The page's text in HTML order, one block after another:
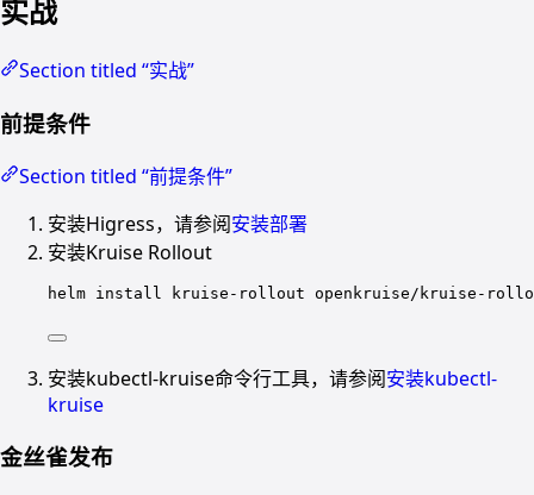
实战
Section titled “实战”
前提条件
Section titled “前提条件”
安装Higress，请参阅安装部署
安装Kruise Rollout
helm install kruise-rollout openkruise/kruise-
安装kubectl-kruise命令行工具，请参阅安装kubectl-
kruise
金丝雀发布